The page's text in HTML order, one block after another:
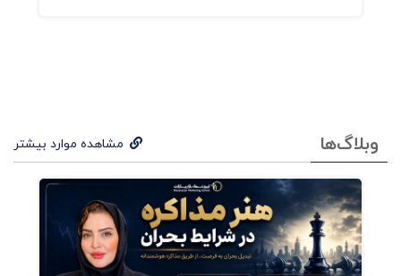
و بررسی قرارگرفته‌ است
وبلاگ‌ها مشاهده موارد بیشتر